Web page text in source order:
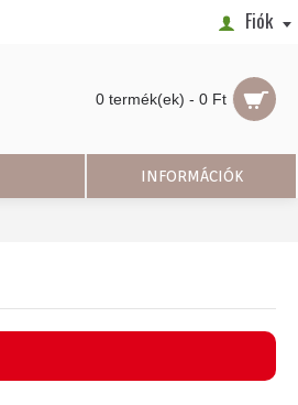
Fiók
0 termék(ek) - 0 Ft
INFORMÁCIÓK